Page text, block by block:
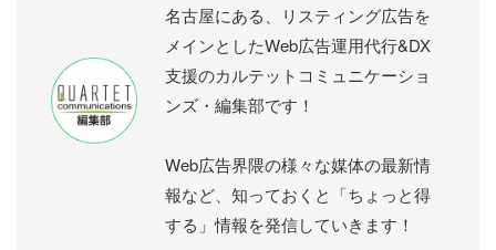
名古屋にある、リスティング広告を
メインとしたWeb広告運用代行&DX
支援のカルテットコミュニケーショ
ンズ・編集部です！
Web広告界隈の様々な媒体の最新情
報など、知っておくと「ちょっと得
する」情報を発信していきます！